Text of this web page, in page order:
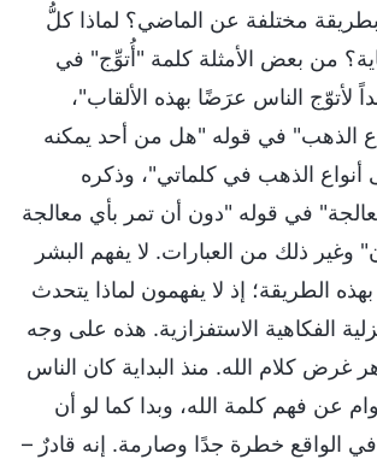
بطريقة مختلفة عن الماضي؟ لماذا كلُّ
من بعض الأمثلة كلمة "أُتوِّج" في
لأتوّج الناس عرَضًا بهذه الألقاب"،
الذهب" في قوله "هل من أحد يمكنه
الذهب في كلماتي"، وذكره
في قوله "دون أن تمر بأي معالجة
وغير ذلك من العبارات. لا يفهم البشر
الطريقة؛ إذ لا يفهمون لماذا يتحدث
الفكاهية الاستفزازية. هذه على وجه
غرض كلام الله. منذ البداية كان الناس
عن فهم كلمة الله، وبدا كما لو أن
في الواقع خطرة جدًا وصارمة. إنه قادرٌ –